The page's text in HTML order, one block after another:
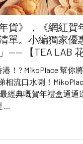
貨》，《網紅賀
單。小編獨家優
—— 【TEA LAB
！? MikoPlace 幫你
相流口水喇！
經典嘅賀年禮盒通
…